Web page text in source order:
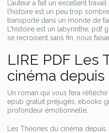
L’auteur a fait un excellent
l’histoire est un peu trop
transporté dans un monde de
L’histoire est un labyrinthe,
se recroisent sans fin, nous
LIRE PDF Les
cinéma depuis
Un roman qui vous fera
epub gratuit préjugés, ebooks
profondeur émotionnelle.
Les Théories du cinéma